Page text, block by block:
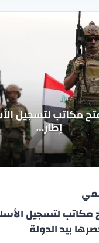
مكاتب لتسجيل
بيد الدولة